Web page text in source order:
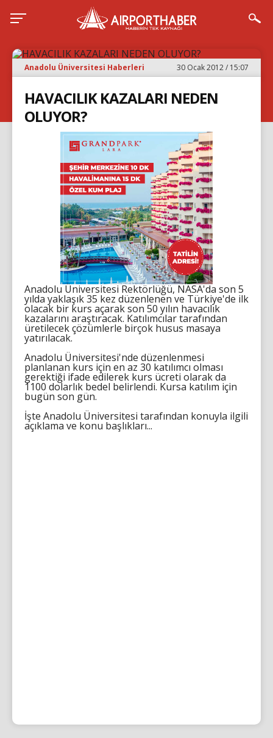
Anadolu Üniversitesi Haberleri 30 Ocak 2012 / 15:07
HAVACILIK KAZALARI NEDEN
OLUYOR?
Anadolu Üniversitesi Rektörlüğü, NASA'da son 5
yılda yaklaşık 35 kez düzenlenen ve Türkiye'de ilk
olacak bir kurs açarak son 50 yılın havacılık
kazalarını araştıracak. Katılımcılar tarafından
üretilecek çözümlerle birçok husus masaya
yatırılacak.
Anadolu Üniversitesi'nde düzenlenmesi
planlanan kurs için en az 30 katılımcı olması
gerektiği ifade edilerek kurs ücreti olarak da
1100 dolarlık bedel belirlendi. Kursa katılım için
bugün son gün.
İşte Anadolu Üniversitesi tarafından konuyla ilgili
açıklama ve konu başlıkları...